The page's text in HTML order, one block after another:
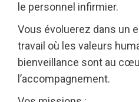
le personnel infirmier.
Vous évoluerez dans un
travail où les valeurs
bienveillance sont au
l’accompagnement.